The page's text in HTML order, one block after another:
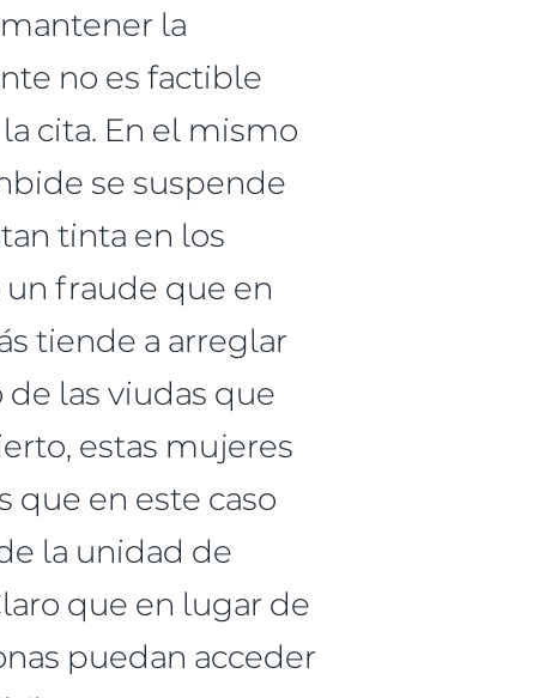
la
no es factible
cita. En el mismo
se suspende
tinta en los
fraude que en
tiende a arreglar
las viudas que
estas mujeres
que en este caso
la unidad de
que en lugar de
puedan acceder